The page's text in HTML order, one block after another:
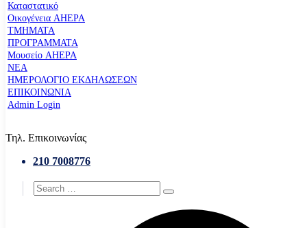
Καταστατικό
Οικογένεια AHEPA
ΤΜΗΜΑΤΑ
ΠΡΟΓΡΑΜΜΑΤΑ
Μουσείο AHEPA
ΝΕΑ
ΗΜΕΡΟΛΟΓΙΟ ΕΚΔΗΛΩΣΕΩΝ
ΕΠΙΚΟΙΝΩΝΙΑ
Admin Login
Τηλ. Επικοινωνίας
210 7008776